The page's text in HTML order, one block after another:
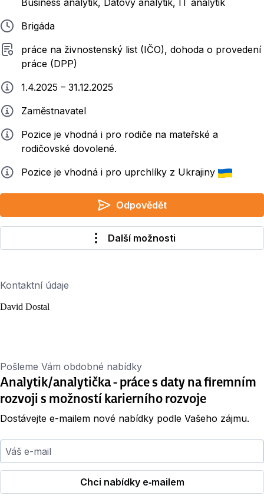
Business analytik, Datový analytik, IT analytik
Typ pracovního poměru
Brigáda
Typ smluvního vztahu
práce na živnostenský list (IČO), dohoda o provedení
práce (DPP)
Typ práce1.4.2025 – 31.12.2025
ZadavatelZaměstnavatel
Info
Pozice je vhodná i pro rodiče na mateřské a
rodičovské dovolené.
Info Pozice je vhodná i pro uprchlíky z Ukrajiny
Odpovědět
Další možnosti
Kontaktní údaje
David Dostal
Pošleme Vám obdobné nabídky
Analytik/analytička - práce s daty na firemním
rozvoji s možností karierního rozvoje
Dostávejte e-mailem nové nabídky podle Vašeho zájmu.
Váš e-mail
Chci nabídky e‑mailem